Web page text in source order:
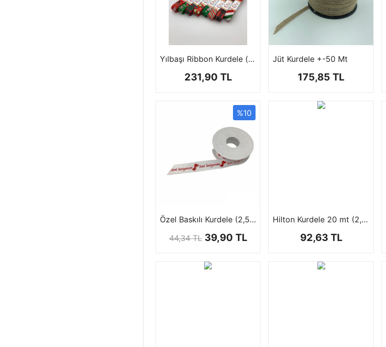
Yılbaşı Ribbon Kurdele ( +-10 - 2,5cm )
231,90 TL
Jüt Kurdele +-50 Mt
175,85 TL
%10
Özel Baskılı Kurdele (2,5 cm 1 makara+-25)
44,34 TL 39,90 TL
Hilton Kurdele 20 mt (2,50 cm)
92,63 TL